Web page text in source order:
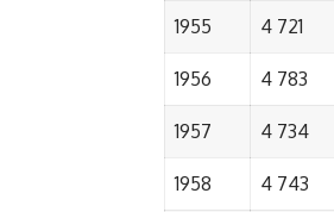
1955 4 721
1956 4 783
1957 4 734
1958 4 743